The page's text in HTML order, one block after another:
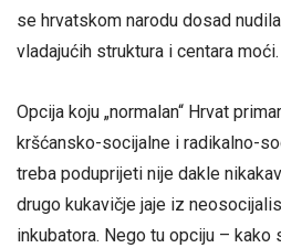
se hrvatskom narodu dosad
vladajućih struktura i centara moći.
Opcija koju „normalan“ Hrvat
kršćansko-socijalne i radikalno-
treba poduprijeti nije dakle nikakav
drugo kukavičje jaje iz
inkubatora. Nego tu opciju –